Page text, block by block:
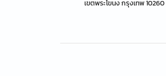
เขตพระโขนง กรุงเทพ 10260